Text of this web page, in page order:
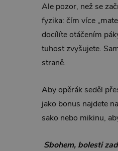
Ale pozor, než se
fyzika: čím více
docílíte otáčením
tuhost zvyšujete.
straně.
Aby opěrák seděl
jako bonus najdete
sako nebo mikinu,
Sbohem, bolesti zad